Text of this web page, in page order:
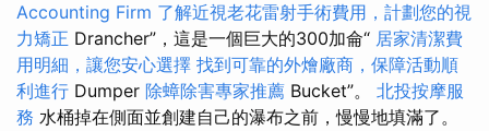
Accounting Firm 了解近視老花雷射手術費用，計劃您的視
力矯正 Drancher”，這是一個巨大的300加侖“ 居家清潔費
用明細，讓您安心選擇 找到可靠的外燴廠商，保障活動順
利進行 Dumper 除蟑除害專家推薦 Bucket”。 北投按摩服
務 水桶掉在側面並創建自己的瀑布之前，慢慢地填滿了。